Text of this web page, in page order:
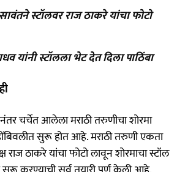
स्टॉलवर राज ठाकरे यांचा फोटो
यांनी स्टॉलला भेट देत दिला पाठिंबा
चर्चेत आलेला मराठी तरुणीचा शोरमा
सुरू होत आहे. मराठी तरुणी एकता
ठाकरे यांचा फोटो लावून शोरमाचा स्टॉल